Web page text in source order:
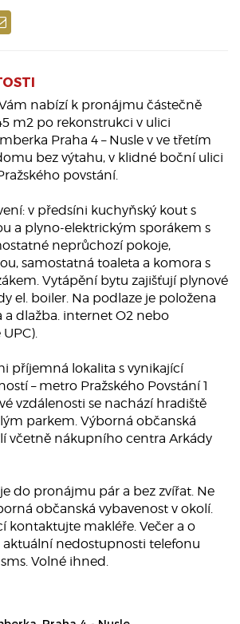
nabízí k pronájmu částečně
m2 po rekonstrukci v ulici
Praha 4 – Nusle v ve třetím
bez výtahu, v klidné boční ulici
povstání.
v předsíni kuchyňský kout s
a plyno-elektrickým sporákem s
neprůchozí pokoje,
samostatná toaleta a komora s
Vytápění bytu zajišťují plynové
el. boiler. Na podlaze je položena
dlažba. internet O2 nebo
příjemná lokalita s vynikající
– metro Pražského Povstání 1
vzdálenosti se nachází hradiště
parkem. Výborná občanská
včetně nákupního centra Arkády
do pronájmu pár a bez zvířat. Ne
občanská vybavenost v okolí.
kontaktujte makléře. Večer a o
nedostupnosti telefonu
Volné ihned.